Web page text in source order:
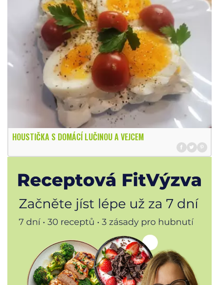
HOUSTIČKA S DOMÁCÍ LUČINOU A VEJCEM